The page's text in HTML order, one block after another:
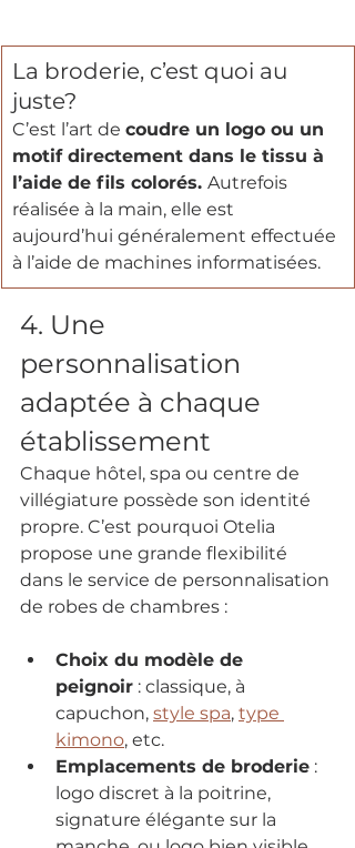
La broderie, c’est quoi au
juste?
C’est l’art de coudre un logo ou un
motif directement dans le tissu à
l’aide de fils colorés. Autrefois
réalisée à la main, elle est
aujourd’hui généralement effectuée
à l’aide de machines informatisées.
4. Une
personnalisation
adaptée à chaque
établissement
Chaque hôtel, spa ou centre de
villégiature possède son identité
propre. C’est pourquoi Otelia
propose une grande flexibilité
dans le service de personnalisation
de robes de chambres :
Choix du modèle de
peignoir : classique, à
capuchon, style spa, type
kimono, etc.
Emplacements de broderie :
logo discret à la poitrine,
signature élégante sur la